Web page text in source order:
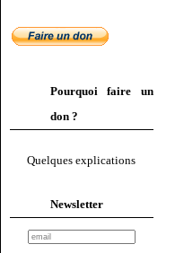
Pourquoi faire un
don ?
Quelques explications
Newsletter